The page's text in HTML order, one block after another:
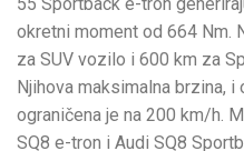
okretni moment od 664 Nm.
za SUV vozilo i 600 km za
Njihova maksimalna brzina, i
ograničena je na 200 km/h.
SQ8 e-tron i Audi SQ8